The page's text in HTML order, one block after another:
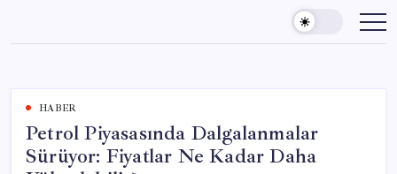
content
HABER
Petrol Piyasasında Dalgalanmalar
Sürüyor: Fiyatlar Ne Kadar Daha